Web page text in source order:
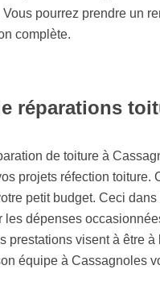
pourrez prendre un
complète.
réparations
de toiture à
projets réfection toiture.
petit budget. Ceci dans
dépenses
visent à être à
équipe à Cassagnoles